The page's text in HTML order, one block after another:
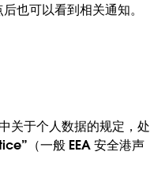
也可以看到相关通知。
关于个人数据的规定，
（一般 EEA 安全港声